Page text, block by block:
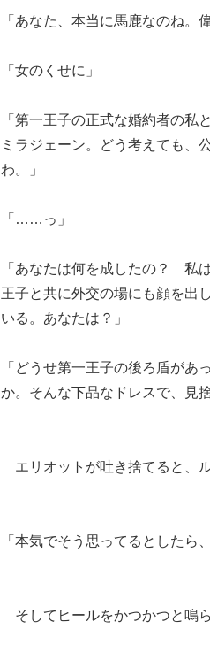
「あなた、本当に馬鹿なのね
「女のくせに」
「第一王子の正式な婚約者の
ミラジェーン。どう考えても、
わ。」
「……っ」
「あなたは何を成したの？ 私
王子と共に外交の場にも顔を出
いる。あなたは？」
「どうせ第一王子の後ろ盾が
か。そんな下品なドレスで、見
エリオットが吐き捨てると、
「本気でそう思ってるとしたら
そしてヒールをかつかつと鳴